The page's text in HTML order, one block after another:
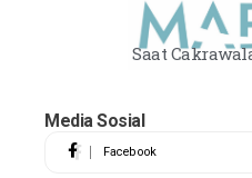
Saat
Media Sosial
Facebook